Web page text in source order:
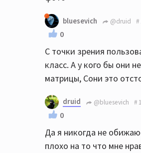
bluesevich @druid
0
С точки зрения
класс. А у кого бы они
матрицы, Сони это
druid @bluesevich
0
Да я никогда не
плохо на то что мне